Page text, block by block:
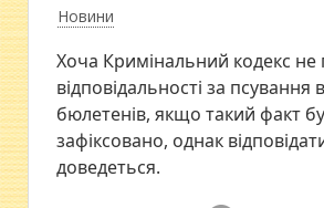
Новини
Хоча Кримінальний кодекс не
відповідальності за
бюлетенів, якщо такий факт
зафіксовано, однак
доведеться.